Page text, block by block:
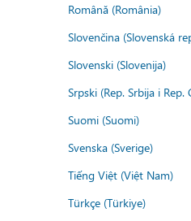
Română (România)
Slovenčina (Slovenská
Slovenski (Slovenija)
Srpski (Rep. Srbija i Rep.
Suomi (Suomi)
Svenska (Sverige)
Tiếng Việt (Việt Nam)
Türkçe (Türkiye)